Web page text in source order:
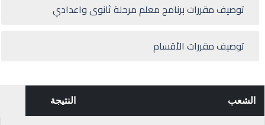
توصيف مقررات برنامج معلم مرحلة ثانوى واعدادي
توصيف مقررات الأقسام
الشعب النتيجة